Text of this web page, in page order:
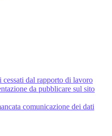
cessati dal rapporto di lavoro
da pubblicare sul sito
comunicazione dei dati